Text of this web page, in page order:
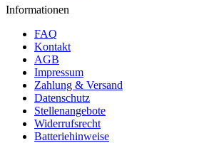
Informationen
FAQ
Kontakt
AGB
Impressum
Zahlung & Versand
Datenschutz
Stellenangebote
Widerrufsrecht
Batteriehinweise